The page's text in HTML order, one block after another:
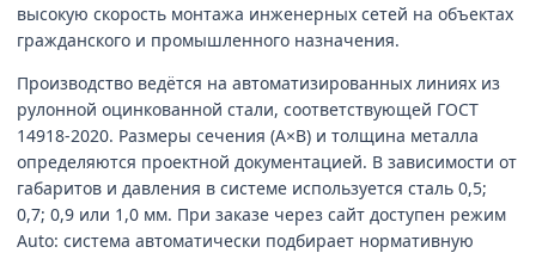
высокую скорость монтажа инженерных сетей на объектах
гражданского и промышленного назначения.
Производство ведётся на автоматизированных линиях из
рулонной оцинкованной стали, соответствующей ГОСТ
14918-2020. Размеры сечения (A×B) и толщина металла
определяются проектной документацией. В зависимости от
габаритов и давления в системе используется сталь 0,5;
0,7; 0,9 или 1,0 мм. При заказе через сайт доступен режим
Auto: система автоматически подбирает нормативную